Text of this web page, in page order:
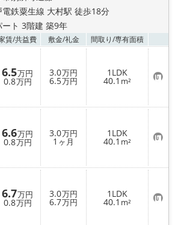
電鉄粟生線 大村駅 徒歩18分
ート 3階建 築9年
賃/共益費 敷金/礼金 間取り/専有面積
6.5万円
0.8万円
3.0万円
6.5万円
1LDK
40.1 m² お
気
に
入
り
登
録
6.6万円
0.8万円
3.0万円
1 ヶ月
1LDK
40.1 m² お
気
に
入
り
登
録
6.7万円
0.8万円
3.0万円
6.7万円
1LDK
40.1 m² お
気
に